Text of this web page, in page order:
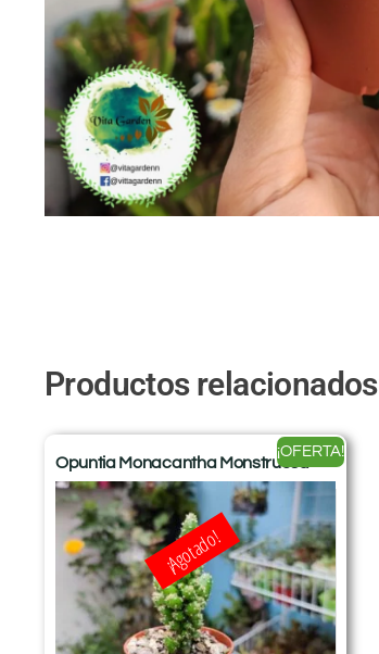
Productos relacionados
Opuntia Monacantha Monstruosa
¡OFERTA!
¡Agotado!